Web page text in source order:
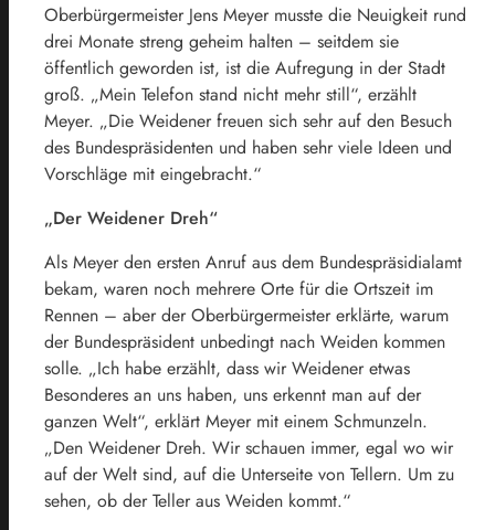
Oberbürgermeister Jens Meyer musste die Neuigkeit rund
drei Monate streng geheim halten – seitdem sie
öffentlich geworden ist, ist die Aufregung in der Stadt
groß. „Mein Telefon stand nicht mehr still“, erzählt
Meyer. „Die Weidener freuen sich sehr auf den Besuch
des Bundespräsidenten und haben sehr viele Ideen und
Vorschläge mit eingebracht.“
„Der Weidener Dreh“
Als Meyer den ersten Anruf aus dem Bundespräsidialamt
bekam, waren noch mehrere Orte für die Ortszeit im
Rennen – aber der Oberbürgermeister erklärte, warum
der Bundespräsident unbedingt nach Weiden kommen
solle. „Ich habe erzählt, dass wir Weidener etwas
Besonderes an uns haben, uns erkennt man auf der
ganzen Welt“, erklärt Meyer mit einem Schmunzeln.
„Den Weidener Dreh. Wir schauen immer, egal wo wir
auf der Welt sind, auf die Unterseite von Tellern. Um zu
sehen, ob der Teller aus Weiden kommt.“